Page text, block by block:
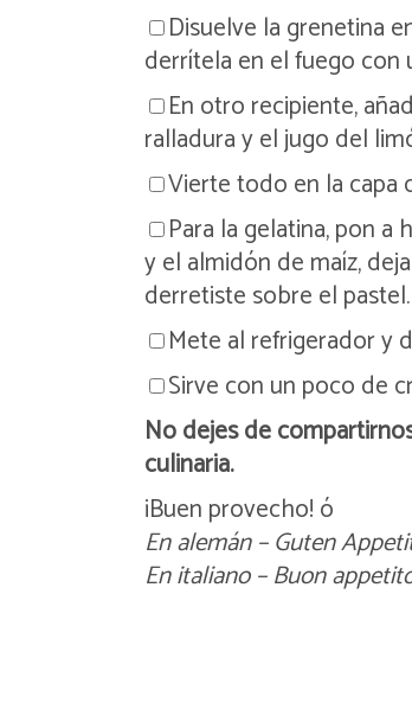
Disuelve la grenetina
derrítela en el fuego con
En otro recipiente,
ralladura y el jugo del
Vierte todo en la capa
Para la gelatina, pon a
y el almidón de maíz,
derretiste sobre el pastel.
Mete al refrigerador y
Sirve con un poco de
No dejes de
culinaria.
¡Buen provecho! ó
En alemán – Guten
En italiano – Buon